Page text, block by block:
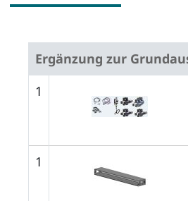
Ergänzung zur
1
1